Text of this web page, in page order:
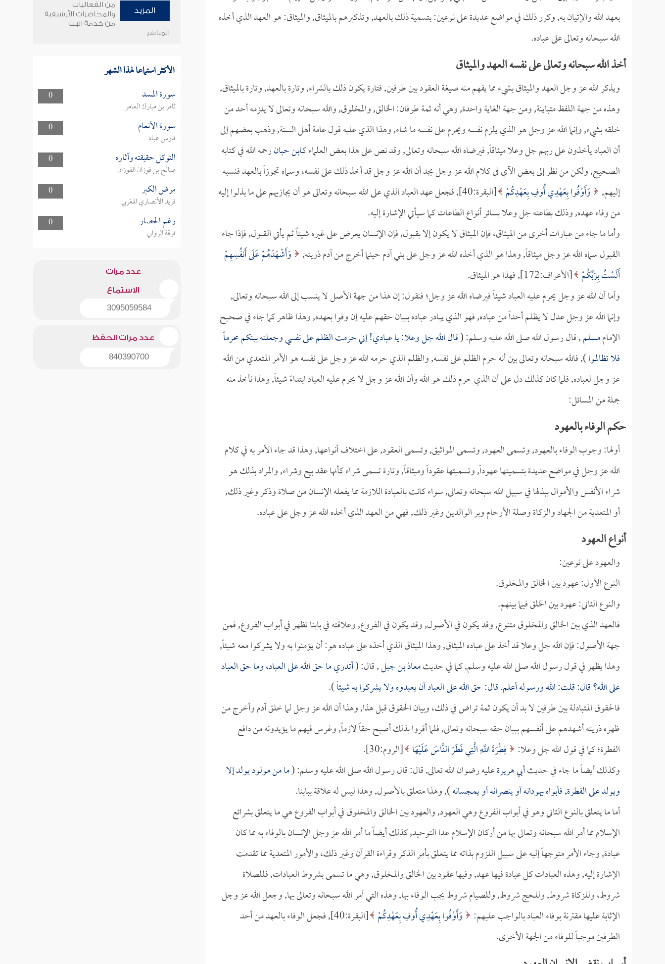
بعهد الله والإتيان به, وكرر ذلك في مواضع عديدة على نوعين: بتسمية ذلك بالعهد, وتذكيرهم بالميثاق, والميثاق: هو العهد الذي أخذه
الله سبحانه وتعالى على عباده.
أخذ الله سبحانه وتعالى على نفسه العهد والميثاق
ويذكر الله عز وجل العهد والميثاق بشيء مما يفهم منه صيغة العقود بين طرفين, فتارة يكون ذلك بالشراء, وتارة بالعهد, وتارة بالميثاق,
وهذه من جهة اللفظ متباينة, ومن جهة الغاية واحدة, وهي أنه ثمة طرفان: الخالق, والمخلوق, والله سبحانه وتعالى لا يلزمه أحد من
خلقه بشيء, وإنما الله عز وجل هو الذي يلزم نفسه ويحرم على نفسه ما شاء, وهذا الذي عليه قول عامة أهل السنة, وذهب بعضهم إلى
أن العباد يأخذون على ربهم جل وعلا ميثاقاً, فيرضاه الله سبحانه وتعالى, وقد نص على هذا بعض العلماء كـابن حبانرحمه الله في كتابه
الصحيح, ولكن من نظر إلى بعض الآي في كلام الله عز وجل يجد أن الله عز وجل قد أخذ ذلك على نفسه، وسماه تجوزاً بالعهد فنسبه
إليهم, وَأَوْفُوا بِعَهْدِي أُوفِ بِعَهْدِكُمْ
[البقرة:40], فجعل عهد العباد الذي على الله سبحانه وتعالى هو أن يجازيهم على ما بذلوا إليه
من وفاء عهده, وذلك بطاعته جل وعلا بسائر أنواع الطاعات كما سيأتي الإشارة إليه.
وأما ما جاء من عبارات أخرى من الميثاق، فإن الميثاق لا يكون إلا بقبول, فإن الإنسان يعرض على غيره شيئاً ثم يأتي القبول, فإذا جاء
القبول سماه الله عز وجل ميثاقاً, وهذا هو الذي أخذه الله عز وجل على بني آدم حينما أخرج من آدم ذريته, وَأَشْهَدَهُمْ عَلَى أَنفُسِهِمْ
أَلَسْتُ بِرَبِّكُمْ [الأعراف:172], فهذا هو الميثاق.
وأما أن الله عز وجل يحرم عليه العباد شيئاً فيرضاه الله عز وجل؛ فنقول: إن هذا من جهة الأصل لا ينسب إلى الله سبحانه وتعالى,
وإنما الله عز وجل عدل لا يظلم أحداً من عباده, فهو الذي يبادر عباده ببيان حقهم عليه إن وفوا بعهده, وهذا ظاهر كما جاء في صحيح
الإماممسلم, قال رسول الله صلى الله عليه وسلم: (قال الله جل وعلا: يا عبادي! إني حرمت الظلم على نفسي وجعلته بينكم محرماً
فلا تظالموا), فالله سبحانه وتعالى بين أنه حرم الظلم على نفسه, والظلم الذي حرمه الله عز وجل على نفسه هو الأمر المتعدي من الله
عز وجل لعباده, فلما كان كذلك دل على أن الذي حرم ذلك هو الله وأن الله عز وجل لا يحرم عليه العباد ابتداءً شيئاً, وهذا نأخذ منه
جملة من المسائل:
حكم الوفاء بالعهود
أولها: وجوب الوفاء بالعهود, وتسمى العهود, وتسمى المواثيق, وتسمى العقود, على اختلاف أنواعها, وهذا قد جاء الأمر به في كلام
الله عز وجل في مواضع عديدة بتسميتها عهوداً, وتسميتها عقوداً وميثاقاً, وتارة تسمى شراء كأنها عقد بيع وشراء, والمراد بذلك هو
شراء الأنفس والأموال ببذلها في سبيل الله سبحانه وتعالى, سواء كانت بالعبادة اللازمة مما يفعله الإنسان من صلاة وذكر وغير ذلك,
أو المتعدية من الجهاد والزكاة وصلة الأرحام وبر الوالدين وغير ذلك, فهي من العهد الذي أخذه الله عز وجل على عباده.
أنواع العهود
والعهود على نوعين:
النوع الأول: عهود بين الخالق والمخلوق.
والنوع الثاني: عهود بين الخلق فيما بينهم.
فالعهد الذي بين الخالق والمخلوق متنوع, وقد يكون في الأصول, وقد يكون في الفروع, وعلاقته في بابنا تظهر في أبواب الفروع, فمن
جهة الأصول: فإن الله جل وعلا قد أخذ على عباده الميثاق, وهذا الميثاق الذي أخذه على عباده هو: أن يؤمنوا به ولا يشركوا معه شيئاً,
وهذا يظهر في قول رسول الله صلى الله عليه وسلم, كما في حديثمعاذ بن جبل, قال: (أتدري ما حق الله على العباد، وما حق العباد
على الله؟ قال: قلت: الله ورسوله أعلم. قال: حق الله على العباد أن يعبدوه ولا يشركوا به شيئاً).
فالحقوق المتبادلة بين طرفين لا بد أن يكون ثمة تراض في ذلك، وبيان الحقوق قبل هذا, وهذا أن الله عز وجل لما خلق آدم وأخرج من
ظهره ذريته أشهدهم على أنفسهم ببيان حقه سبحانه وتعالى, فلما أقروا بذلك أصبح حقاً لازماً, وغرس فيهم ما يؤيدونه من دافع
الفطرة؛ كما في قول الله جل وعلا:
فِطْرَةَ اللَّهِ الَّتِي فَطَرَ النَّاسَ عَلَيْهَا [الروم:30].
وكذلك أيضاً ما جاء في حديثأبي هريرةعليه رضوان الله تعالى, قال: قال رسول الله صلى الله عليه وسلم: (ما من مولود يولد إلا
ويولد على الفطرة, فأبواه يهودانه أو ينصرانه أو يمجسانه), وهذا متعلق بالأصول, وهذا ليس له علاقة ببابنا.
أما ما يتعلق بالنوع الثاني وهو في أبواب الفروع وهي العهود, والعهود بين الخالق والمخلوق في أبواب الفروع هي ما يتعلق بشرائع
الإسلام مما أمر الله سبحانه وتعالى بها من أركان الإسلام عدا التوحيد, كذلك أيضاً ما أمر الله عز وجل الإنسان بالوفاء به مما كان
عبادة, وجاء الأمر متوجهاً إليه على سبيل اللزوم بذاته مما يتعلق بأمر الذكر وقراءة القرآن وغير ذلك، والأمور المتعدية مما تقدمت
الإشارة إليه, وهذه العبادات كل عبادة فيها عهد, وفيها عقود بين الخالق والمخلوق, وهي ما تسمى بشروط العبادات, فللصلاة
شروط، وللزكاة شروط, وللحج شروط, وللصيام شروط يجب الوفاء بها, وهذه التي أمر الله سبحانه وتعالى بها, وجعل الله عز وجل
الإثابة عليها مقترنة بوفاء العباد بالواجب عليهم:
وَأَوْفُوا بِعَهْدِي أُوفِ بِعَهْدِكُمْ
[البقرة:40], فجعل الوفاء بالعهد من أحد
الطرفين موجباً للوفاء من الجهة الأخرى.
المزيد
من الفعاليات
والمحاضرات الأرشيفية
من خدمة البث
المباشر
الأكثر استماعا لهذا الشهر
0 سورة المسد
ثامر بن مبارك العامر
0
سورة الأنعام
فارس عباد
0
التوكل حقيقته وآثاره
صالح بن فوزان الفوزان
0
مرض الكبر
فريد الأنصاري المغربي
0
رغم الحصار
فرقة الروابي
عدد مرات
الاستماع
3095059584
عدد مرات الحفظ
840390700